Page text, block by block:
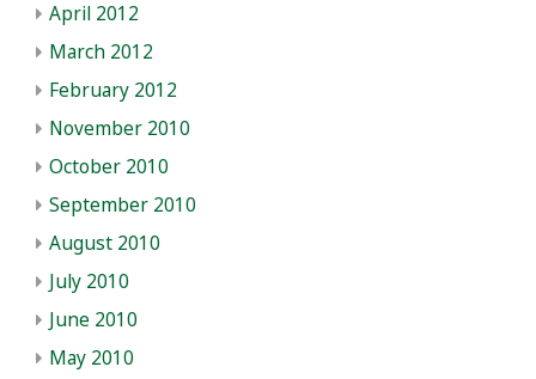
April 2012
March 2012
February 2012
November 2010
October 2010
September 2010
August 2010
July 2010
June 2010
May 2010